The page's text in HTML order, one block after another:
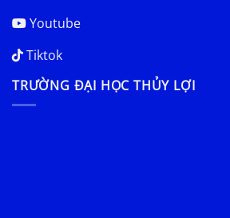
Youtube
Tiktok
TRƯỜNG ĐẠI HỌC THỦY LỢI